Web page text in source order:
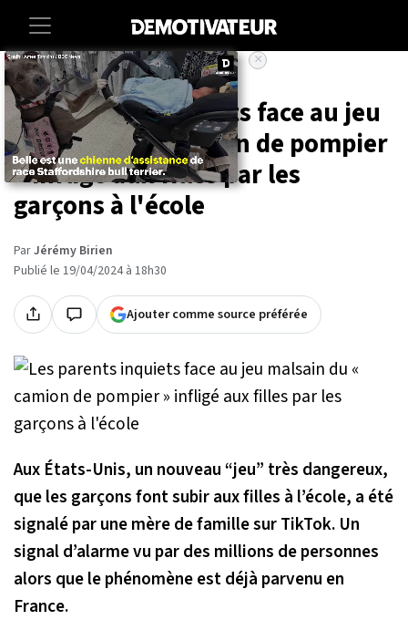
Accueil Societe
Les parents inquiets face au jeu
malsain du « camion de pompier
» infligé aux filles par les
garçons à l'école
ParJérémy Birien
Publié le 19/04/2024 à 18h30
Ajouter comme source préférée
Aux États-Unis, un nouveau “jeu” très dangereux,
que les garçons font subir aux filles à l’école, a été
signalé par une mère de famille sur TikTok. Un
signal d’alarme vu par des millions de personnes
alors que le phénomène est déjà parvenu en
France.
×